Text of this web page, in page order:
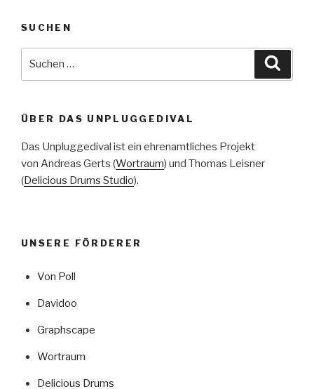
SUCHEN
ÜBER DAS UNPLUGGEDIVAL
Das Unpluggedival ist ein ehrenamtliches Projekt
von Andreas Gerts (Wortraum) und Thomas Leisner
(Delicious Drums Studio).
UNSERE FÖRDERER
Von Poll
Davidoo
Graphscape
Wortraum
Delicious Drums